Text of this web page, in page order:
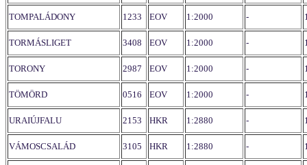
TOMPALÁDONY 1233 EOV 1:2000 -
TORMÁSLIGET 3408 EOV 1:2000 -
TORONY 2987 EOV 1:2000 -
TÖMÖRD 0516 EOV 1:2000 -
URAIÚJFALU 2153 HKR 1:2880 -
VÁMOSCSALÁD 3105 HKR 1:2880 -